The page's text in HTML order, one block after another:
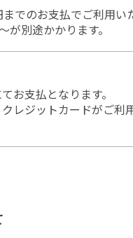
でのお支払でご利用い
が別途かかります。
お支払となります。
レジットカードがご利